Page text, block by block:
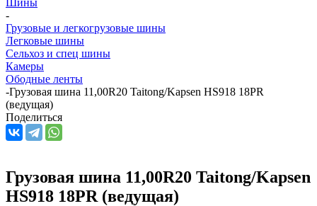
-
Грузовые и легкогрузовые шины
Легковые шины
Сельхоз и спец шины
Камеры
Ободные ленты
-Грузовая шина 11,00R20 Taitong/Kapsen HS918 18PR
(ведущая)
Поделиться
Грузовая шина 11,00R20 Taitong/Kapsen
HS918 18PR (ведущая)